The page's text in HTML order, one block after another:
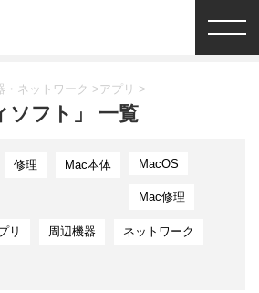
・ネットワーク >アプリ >
ソフト」 一覧
修理 Mac本体 MacOS
Mac修理
リ 周辺機器 ネットワーク